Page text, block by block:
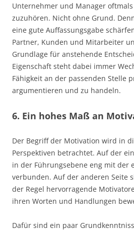
Unternehmer und Manager
zuzuhören. Nicht ohne Grund.
eine gute Auffassungsgabe
Partner, Kunden und Mitarbeiter
Grundlage für anstehende
Eigenschaft steht dabei immer
Fähigkeit an der passenden Stelle
argumentieren und zu handeln.
6. Ein hohes Maß an
Der Begriff der Motivation wird in
Perspektiven betrachtet. Auf der
in der Führungsebene eng mit der
verbunden. Auf der anderen Seite
der Regel hervorragende
ihren Worten und Handlungen
Dafür sind ein paar